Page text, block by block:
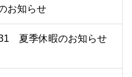
お知らせ
夏季休暇のお知らせ